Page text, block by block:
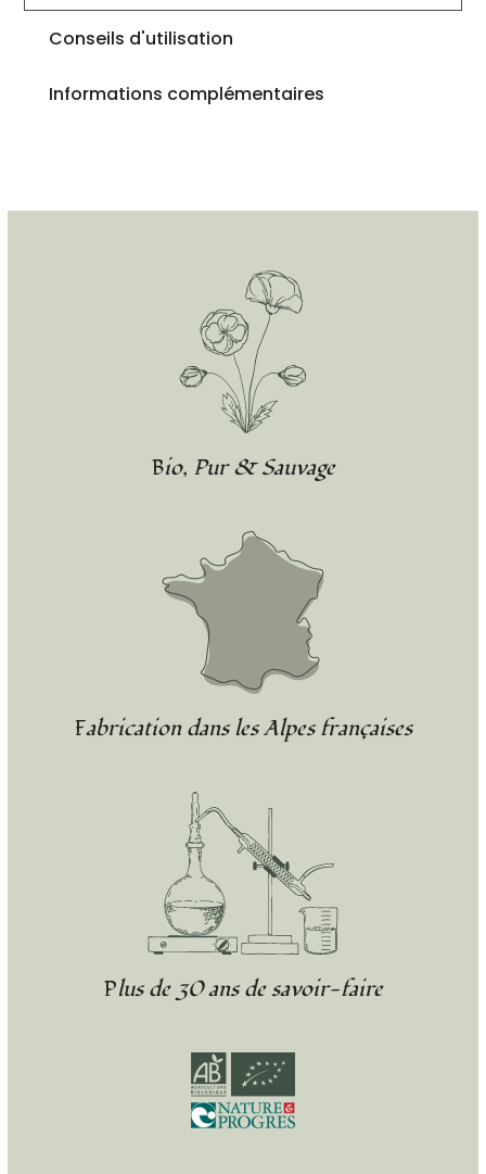
Conseils d'utilisation
Informations complémentaires
Bio, Pur & Sauvage
Fabrication dans les Alpes françaises
Plus de 30 ans de savoir-faire